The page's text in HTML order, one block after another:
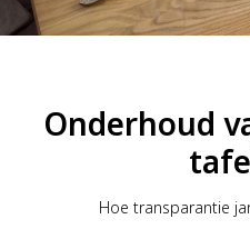
Onderhoud
Hoe transparantie